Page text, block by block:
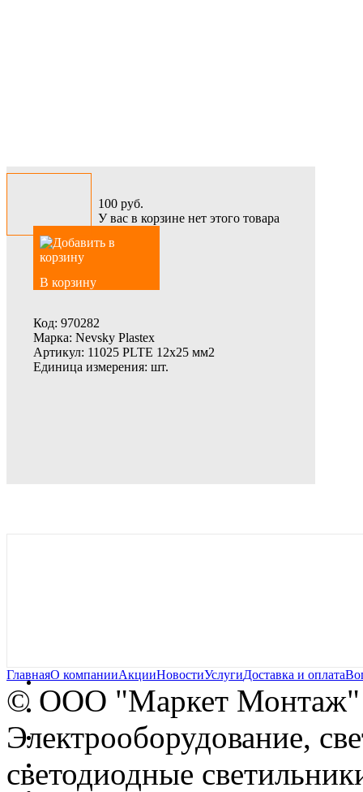
100 руб.
У вас в корзине нет этого товара
В корзину
Код: 970282
Марка: Nevsky Plastex
Артикул: 11025 PLTE 12x25 мм2
Единица измерения: шт.
ГлавнаяО компанииАкцииНовостиУслугиДоставка и оплата
© OOO "Маркет Монтаж"
Электрооборудование,
светодиодные